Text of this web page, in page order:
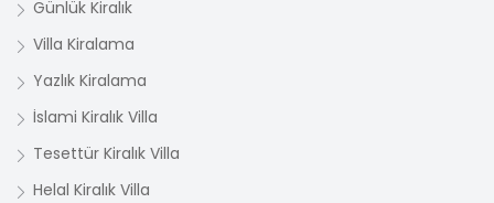
Günlük Kiralık
Villa Kiralama
Yazlık Kiralama
İslami Kiralık Villa
Tesettür Kiralık Villa
Helal Kiralık Villa